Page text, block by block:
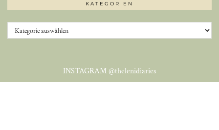
KATEGORIEN
Kategorien
INSTAGRAM @thelenidiaries